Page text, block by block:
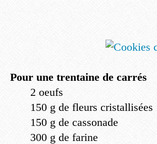
Pour une trentaine de carrés
2 oeufs
150 g de fleurs cristallisées
150 g de cassonade
300 g de farine